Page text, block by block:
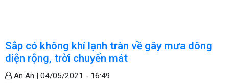
Sắp có không khí lạnh tràn về gây mưa dông
diện rộng, trời chuyển mát
An An | 04/05/2021 - 16:49